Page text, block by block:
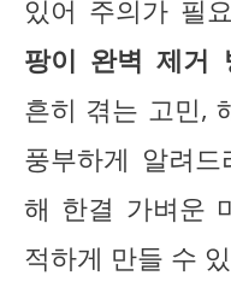
있어 주의가 필
팡이 완벽 제거
흔히 겪는 고민,
풍부하게 알려
해 한결 가벼운
적하게 만들 수